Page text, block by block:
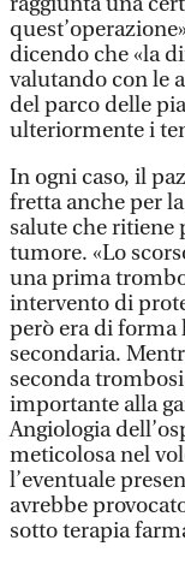
dicendo che «la
valutando con le
del parco delle
ulteriormente i
In ogni caso, il
fretta anche per
salute che ritiene
tumore. «Lo
una prima
intervento di
però era di forma
secondaria.
seconda
importante alla
Angiologia
meticolosa nel
l’eventuale
avrebbe
sotto terapia